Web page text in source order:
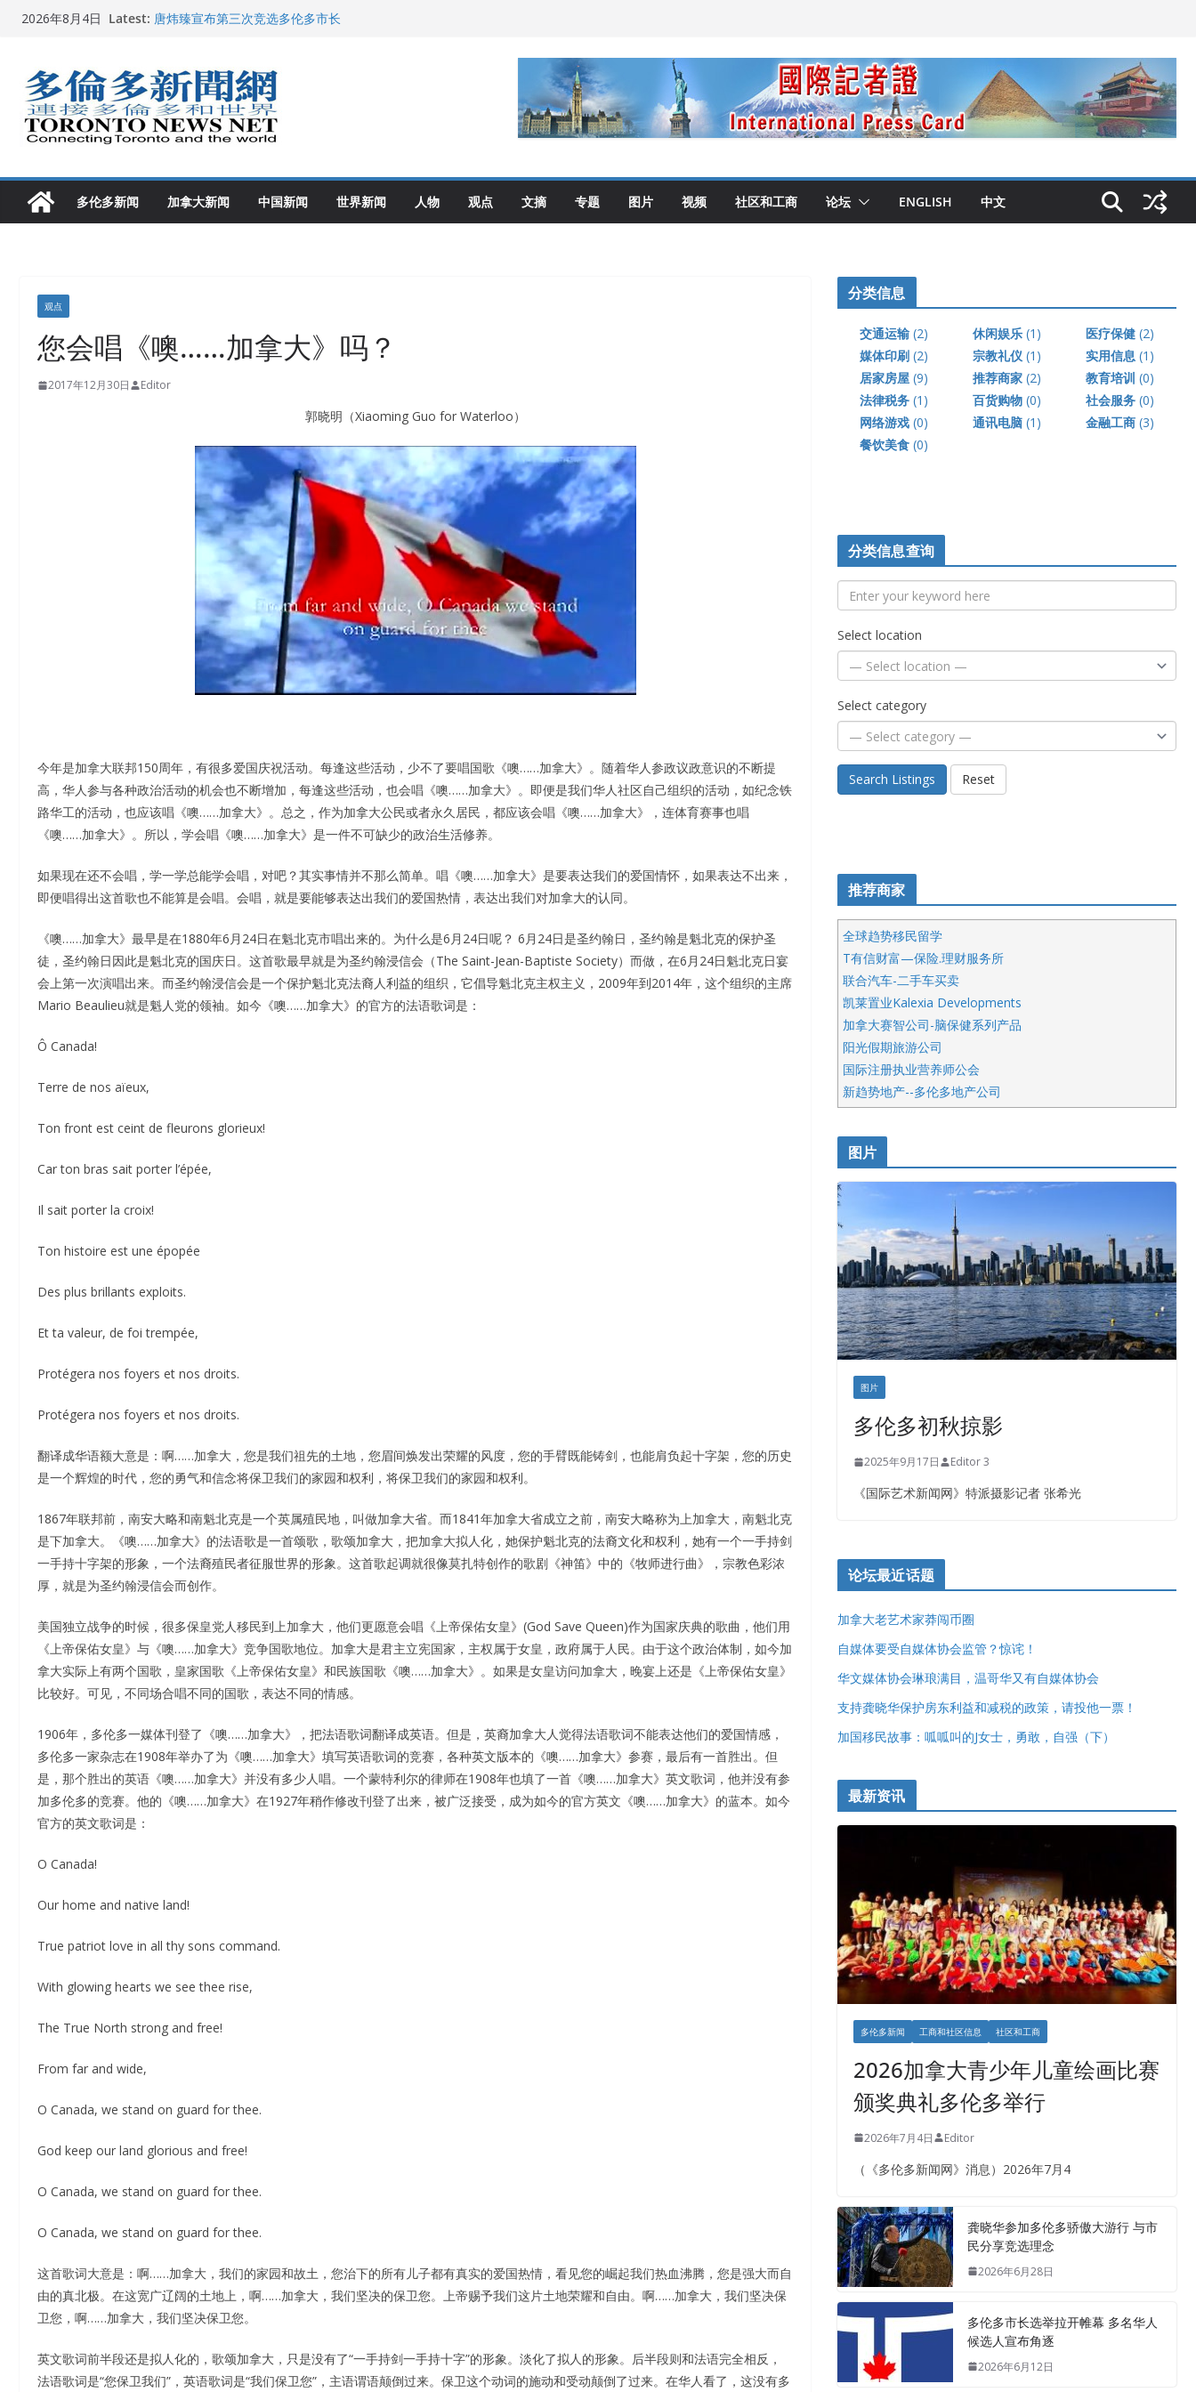
Skip2026年8月4日 Latest: 唐炜臻宣布第三次竞选多伦多市长
多伦多市长选举拉开帷幕 多名华人候选人宣布角逐
2026深圳国际佛事用品展览会暨沉香文化艺术展开幕盛典纪实
多伦多新闻 加拿大新闻 中国新闻 世界新闻 人物 观点 文摘 专题 图片 视频 社区和工商 论坛 ENGLISH 中文
观点
您会唱《噢……加拿大》吗？
2017年12月30日 Editor
郭晓明（Xiaoming Guo for Waterloo）
今年是加拿大联邦150周年，有很多爱国庆祝活动。每逢这些活动，少不了要唱国歌《噢……加拿大》。随着华人参政议政意识的不断提
高，华人参与各种政治活动的机会也不断增加，每逢这些活动，也会唱《噢……加拿大》。即便是我们华人社区自己组织的活动，如纪念铁
路华工的活动，也应该唱《噢……加拿大》。总之，作为加拿大公民或者永久居民，都应该会唱《噢……加拿大》，连体育赛事也唱
《噢……加拿大》。所以，学会唱《噢……加拿大》是一件不可缺少的政治生活修养。
如果现在还不会唱，学一学总能学会唱，对吧？其实事情并不那么简单。唱《噢……加拿大》是要表达我们的爱国情怀，如果表达不出来，
即便唱得出这首歌也不能算是会唱。会唱，就是要能够表达出我们的爱国热情，表达出我们对加拿大的认同。
《噢……加拿大》最早是在1880年6月24日在魁北克市唱出来的。为什么是6月24日呢？ 6月24日是圣约翰日，圣约翰是魁北克的保护圣
徒，圣约翰日因此是魁北克的国庆日。这首歌最早就是为圣约翰浸信会（The Saint-Jean-Baptiste Society）而做，在6月24日魁北克日宴
会上第一次演唱出来。而圣约翰浸信会是一个保护魁北克法裔人利益的组织，它倡导魁北克主权主义，2009年到2014年，这个组织的主席
Mario Beaulieu就是魁人党的领袖。如今《噢……加拿大》的官方的法语歌词是：
Ô Canada!
Terre de nos aïeux,
Ton front est ceint de fleurons glorieux!
Car ton bras sait porter l’épée,
Il sait porter la croix!
Ton histoire est une épopée
Des plus brillants exploits.
Et ta valeur, de foi trempée,
Protégera nos foyers et nos droits.
Protégera nos foyers et nos droits.
翻译成华语额大意是：啊……加拿大，您是我们祖先的土地，您眉间焕发出荣耀的风度，您的手臂既能铸剑，也能肩负起十字架，您的历史
是一个辉煌的时代，您的勇气和信念将保卫我们的家园和权利，将保卫我们的家园和权利。
1867年联邦前，南安大略和南魁北克是一个英属殖民地，叫做加拿大省。而1841年加拿大省成立之前，南安大略称为上加拿大，南魁北克
是下加拿大。《噢……加拿大》的法语歌是一首颂歌，歌颂加拿大，把加拿大拟人化，她保护魁北克的法裔文化和权利，她有一个一手持剑
一手持十字架的形象，一个法裔殖民者征服世界的形象。这首歌起调就很像莫扎特创作的歌剧《神笛》中的《牧师进行曲》，宗教色彩浓
厚，就是为圣约翰浸信会而创作。
美国独立战争的时候，很多保皇党人移民到上加拿大，他们更愿意会唱《上帝保佑女皇》(God Save Queen)作为国家庆典的歌曲，他们用
《上帝保佑女皇》与《噢……加拿大》竞争国歌地位。加拿大是君主立宪国家，主权属于女皇，政府属于人民。由于这个政治体制，如今加
拿大实际上有两个国歌，皇家国歌《上帝保佑女皇》和民族国歌《噢……加拿大》。如果是女皇访问加拿大，晚宴上还是《上帝保佑女皇》
比较好。可见，不同场合唱不同的国歌，表达不同的情感。
1906年，多伦多一媒体刊登了《噢……加拿大》，把法语歌词翻译成英语。但是，英裔加拿大人觉得法语歌词不能表达他们的爱国情感，
多伦多一家杂志在1908年举办了为《噢……加拿大》填写英语歌词的竞赛，各种英文版本的《噢……加拿大》参赛，最后有一首胜出。但
是，那个胜出的英语《噢……加拿大》并没有多少人唱。一个蒙特利尔的律师在1908年也填了一首《噢……加拿大》英文歌词，他并没有参
加多伦多的竞赛。他的《噢……加拿大》在1927年稍作修改刊登了出来，被广泛接受，成为如今的官方英文《噢……加拿大》的蓝本。如今
官方的英文歌词是：
O Canada!
Our home and native land!
True patriot love in all thy sons command.
With glowing hearts we see thee rise,
The True North strong and free!
From far and wide,
O Canada, we stand on guard for thee.
God keep our land glorious and free!
O Canada, we stand on guard for thee.
O Canada, we stand on guard for thee.
这首歌词大意是：啊……加拿大，我们的家园和故土，您治下的所有儿子都有真实的爱国热情，看见您的崛起我们热血沸腾，您是强大而自
由的真北极。在这宽广辽阔的土地上，啊……加拿大，我们坚决的保卫您。上帝赐予我们这片土地荣耀和自由。啊……加拿大，我们坚决保
卫您，啊……加拿大，我们坚决保卫您。
英文歌词前半段还是拟人化的，歌颂加拿大，只是没有了“一手持剑一手持十字”的形象。淡化了拟人的形象。后半段则和法语完全相反，
法语歌词是“您保卫我们”，英语歌词是“我们保卫您”，主语谓语颠倒过来。保卫这个动词的施动和受动颠倒了过来。在华人看了，这没有多
分类信息
交通运输 (2) 休闲娱乐 (1) 医疗保健 (2)
媒体印刷 (2) 宗教礼仪 (1) 实用信息 (1)
居家房屋 (9) 推荐商家 (2) 教育培训 (0)
法律税务 (1) 百货购物 (0) 社会服务 (0)
网络游戏 (0) 通讯电脑 (1) 金融工商 (3)
餐饮美食 (0)
分类信息查询
Select location
Select category
Search Listings Reset
推荐商家
全球趋势移民留学
T有信财富—保险.理财服务所
联合汽车-二手车买卖
凯莱置业Kalexia Developments
加拿大赛智公司-脑保健系列产品
阳光假期旅游公司
国际注册执业营养师公会
新趋势地产--多伦多地产公司
呱呱电器
开明车行KS CAR SALES & SERVICE
健健宝公司
皇后金融集团
正点印艺设计
图片
图片
多伦多初秋掠影
2025年9月17日 Editor 3
《国际艺术新闻网》特派摄影记者 张希光
论坛最近话题
加拿大老艺术家莽闯币圈
自媒体要受自媒体协会监管？惊诧！
华文媒体协会琳琅满目，温哥华又有自媒体协会
支持龚晓华保护房东利益和减税的政策，请投他一票！
加国移民故事：呱呱叫的J女士，勇敢，自强（下）
最新资讯
多伦多新闻 工商和社区信息 社区和工商
2026加拿大青少年儿童绘画比赛
颁奖典礼多伦多举行
2026年7月4日 Editor
（《多伦多新闻网》消息）2026年7月4
龚晓华参加多伦多骄傲大游行 与市
民分享竞选理念
2026年6月28日
多伦多市长选举拉开帷幕 多名华人
候选人宣布角逐
2026年6月12日